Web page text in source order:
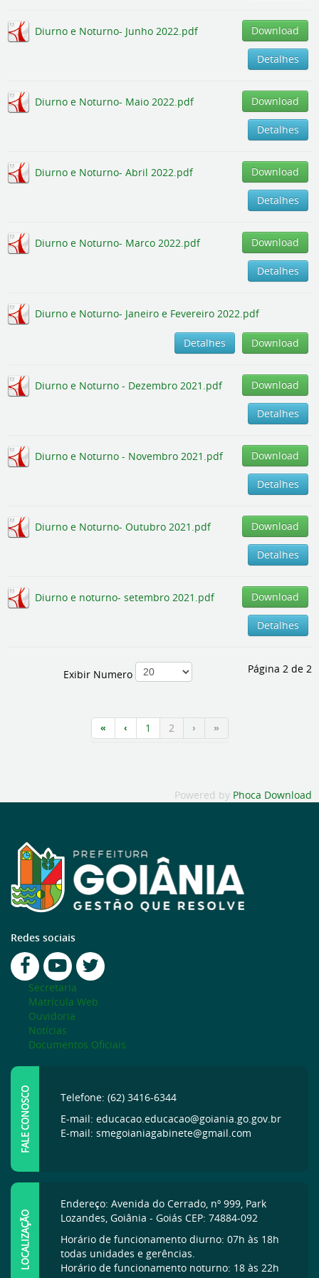
Diurno e Noturno- Junho 2022.pdf Download
Detalhes
Diurno e Noturno- Maio 2022.pdf Download
Detalhes
Diurno e Noturno- Abril 2022.pdf Download
Detalhes
Diurno e Noturno- Marco 2022.pdf Download
Detalhes
Diurno e Noturno- Janeiro e Fevereiro 2022.pdf
Download
Detalhes
Diurno e Noturno - Dezembro 2021.pdf Download
Detalhes
Diurno e Noturno - Novembro 2021.pdf Download
Detalhes
Diurno e Noturno- Outubro 2021.pdf Download
Detalhes
Diurno e noturno- setembro 2021.pdf Download
Detalhes
Exibir Numero Página 2 de 2
1 2
Powered by Phoca Download
Redes sociais
Secretaria
Matrícula Web
Ouvidoria
Notícias
Documentos Oficiais
FALE CONOSCO
Telefone: (62) 3416-6344
E-mail: educacao.educacao@goiania.go.gov.br
E-mail: smegoianiagabinete@gmail.com
LOCALIZAÇÃO
Endereço: Avenida do Cerrado, nº 999, Park
Lozandes, Goiânia - Goiás CEP: 74884-092
Horário de funcionamento diurno: 07h às 18h
todas unidades e gerências.
Horário de funcionamento noturno: 18 às 22h